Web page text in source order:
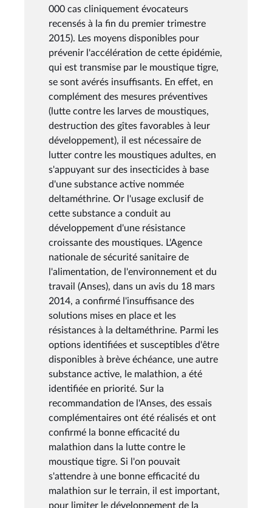
000 cas cliniquement évocateurs
recensés à la fin du premier trimestre
2015). Les moyens disponibles pour
prévenir l'accélération de cette épidémie,
qui est transmise par le moustique tigre,
se sont avérés insuffisants. En effet, en
complément des mesures préventives
(lutte contre les larves de moustiques,
destruction des gîtes favorables à leur
développement), il est nécessaire de
lutter contre les moustiques adultes, en
s'appuyant sur des insecticides à base
d'une substance active nommée
deltaméthrine. Or l'usage exclusif de
cette substance a conduit au
développement d'une résistance
croissante des moustiques. L'Agence
nationale de sécurité sanitaire de
l'alimentation, de l'environnement et du
travail (Anses), dans un avis du 18 mars
2014, a confirmé l'insuffisance des
solutions mises en place et les
résistances à la deltaméthrine. Parmi les
options identifiées et susceptibles d'être
disponibles à brève échéance, une autre
substance active, le malathion, a été
identifiée en priorité. Sur la
recommandation de l'Anses, des essais
complémentaires ont été réalisés et ont
confirmé la bonne efficacité du
malathion dans la lutte contre le
moustique tigre. Si l'on pouvait
s'attendre à une bonne efficacité du
malathion sur le terrain, il est important,
pour limiter le développement de la